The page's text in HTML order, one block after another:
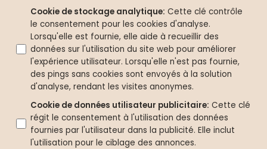
Cookie de stockage analytique: Cette clé contrôle
le consentement pour les cookies d'analyse.
Lorsqu'elle est fournie, elle aide à recueillir des
données sur l'utilisation du site web pour améliorer
l'expérience utilisateur. Lorsqu'elle n'est pas fournie,
des pings sans cookies sont envoyés à la solution
d'analyse, rendant les visites anonymes.
Cookie de données utilisateur publicitaire: Cette clé
régit le consentement à l'utilisation des données
fournies par l'utilisateur dans la publicité. Elle inclut
l'utilisation pour le ciblage des annonces.